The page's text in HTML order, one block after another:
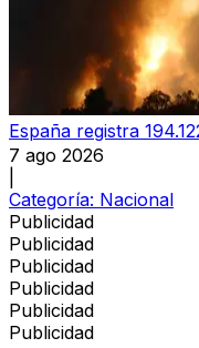
España registra
7 ago 2026
Categoría: Nacional
Publicidad
Publicidad
Publicidad
Publicidad
Publicidad
Publicidad